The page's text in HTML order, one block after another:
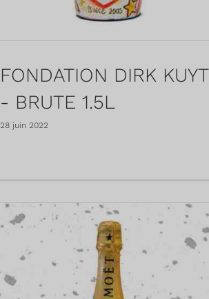
FONDATION DIRK KUYT
- BRUTE 1.5L
28 juin 2022